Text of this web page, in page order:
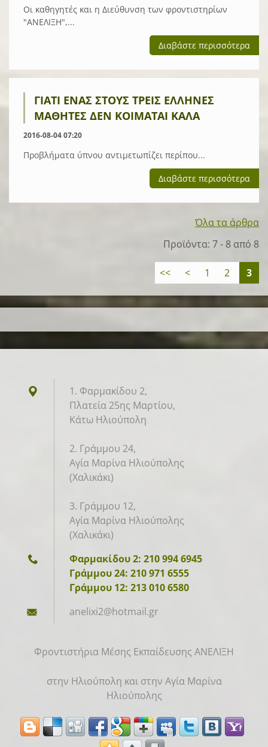
Οι καθηγητές και η Διεύθυνση των φροντιστηρίων
"ΑΝΕΛΙΞΗ",...
Διαβάστε περισσότερα
ΓΙΑΤΊ ΈΝΑΣ ΣΤΟΥΣ ΤΡΕΙΣ ΈΛΛΗΝΕΣ
ΜΑΘΗΤΈΣ ΔΕΝ ΚΟΙΜΆΤΑΙ ΚΑΛΆ
2016-08-04 07:20
Προβλήματα ύπνου αντιμετωπίζει περίπου...
Διαβάστε περισσότερα
Όλα τα άρθρα
Προϊόντα: 7 - 8 από 8
<< < 1 2 3
1. Φαρμακίδου 2,
Πλατεία 25ης Μαρτίου,
Κάτω Ηλιούπολη
2. Γράμμου 24,
Αγία Μαρίνα Ηλιούπολης
(Χαλικάκι)
3. Γράμμου 12,
Αγία Μαρίνα Ηλιούπολης
(Χαλικάκι)
Φαρμακίδου 2: 210 994 6945
Γράμμου 24: 210 971 6555
Γράμμου 12: 213 010 6580
anelixi2@hotmail.gr
Φροντιστήρια Μέσης Εκπαίδευσης ΑΝΕΛΙΞΗ
στην Ηλιούπολη και στην Αγία Μαρίνα
Ηλιούπολης